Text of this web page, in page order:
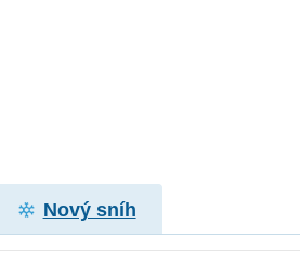
Nový sníh